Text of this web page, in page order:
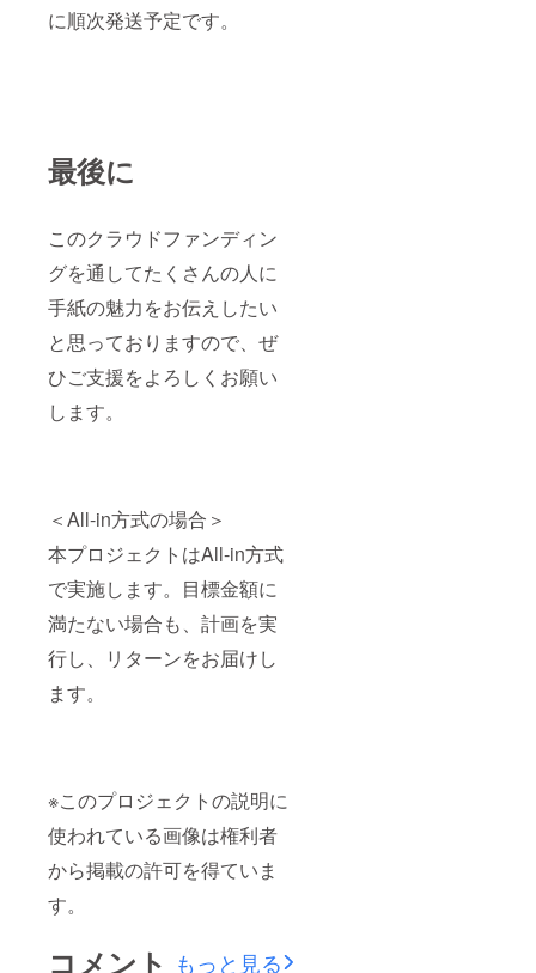
に順次発送予定です。
最後に
このクラウドファンディン
グを通してたくさんの人に
手紙の魅力をお伝えしたい
と思っておりますので、ぜ
ひご支援をよろしくお願い
します。
＜All-in方式の場合＞
本プロジェクトはAll-in方式
で実施します。目標金額に
満たない場合も、計画を実
行し、リターンをお届けし
ます。
※このプロジェクトの説明に
使われている画像は権利者
から掲載の許可を得ていま
す。
コメント もっと見る